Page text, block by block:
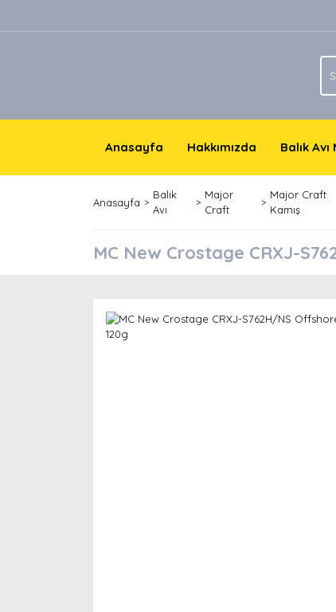
Anasayfa Hakkımızda Balık
Anasayfa
Balık
Avı
Major
Craft
Major Craft
Kamış
MC New Crostage CRXJ-